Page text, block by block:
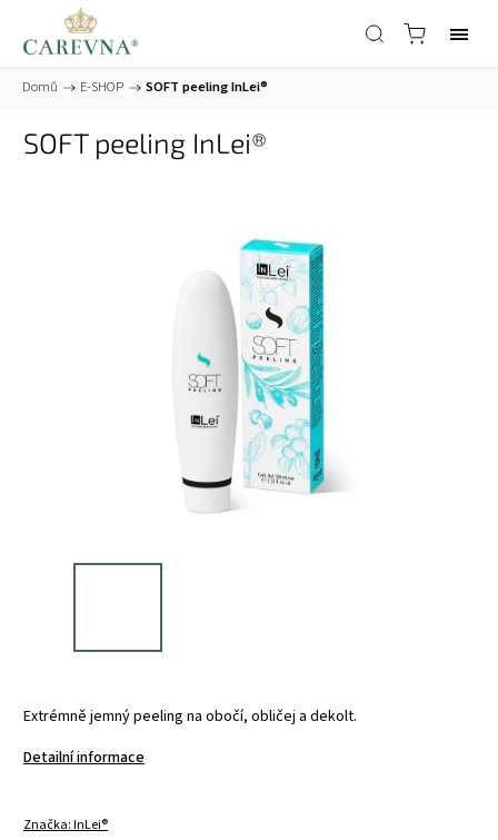
Domů / E-SHOP / SOFT peeling InLei®
SOFT peeling InLei®
Extrémně jemný peeling na obočí, obličej a dekolt.
Detailní informace
Značka:InLei®